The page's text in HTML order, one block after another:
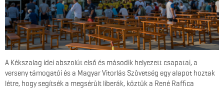
A Kékszalag idei abszolút első és második helyezett csapatai, a
verseny támogatói és a Magyar Vitorlás Szövetség egy alapot hoztak
létre, hogy segítsék a megsérült liberák, köztük a René Raffica